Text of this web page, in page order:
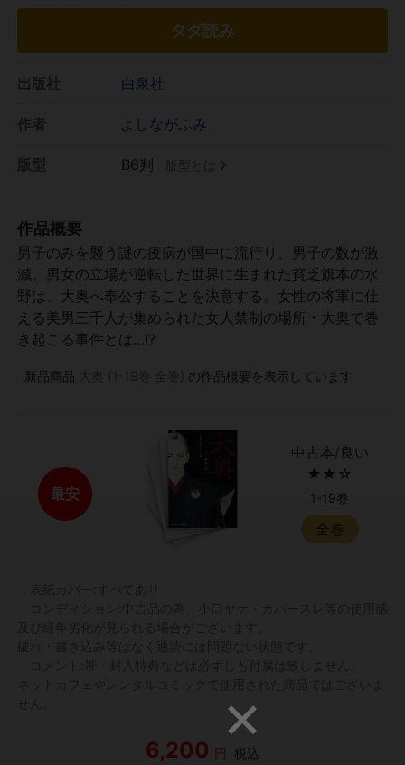
タダ読み
出版社 白泉社
作者 よしながふみ
版型 B6判
作品概要
男子のみを襲う謎の疫病が国中に流行り、男子の数が激
減。男女の立場が逆転した世界に生まれた貧乏旗本の水
野は、大奥へ奉公することを決意する。女性の将軍に仕
える美男三千人が集められた女人禁制の場所・大奥で巻
き起こる事件とは…!?
新品商品 の作品概要を表示しています
最安
中古本/良い
★★☆
1-19巻
全巻
6,200 円 税込